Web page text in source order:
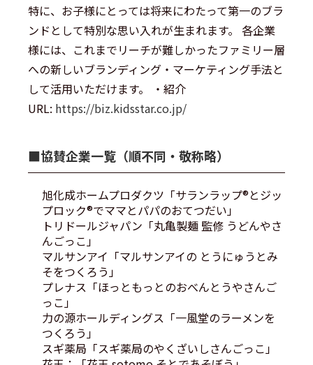
特に、お子様にとっては将来にわたって第一のブラ
ンドとして特別な思い入れが生まれます。 各企業
様には、これまでリーチが難しかったファミリー層
への新しいブランディング・マーケティング手法と
して活用いただけます。 ・紹介
URL: https://biz.kidsstar.co.jp/
■︎協賛企業一覧（順不同・敬称略）
旭化成ホームプロダクツ「サランラップ®とジッ
プロック®でママとパパのおてつだい」
トリドールジャパン「丸亀製麺 監修 うどんやさ
んごっこ」
マルサンアイ「マルサンアイの とうにゅうとみ
そをつくろう」
プレナス「ほっともっとのおべんとうやさんご
っこ」
力の源ホールディングス「一風堂のラーメンを
つくろう」
スギ薬局「スギ薬局のやくざいしさんごっこ」